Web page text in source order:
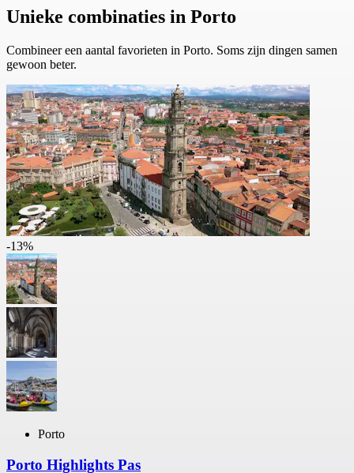
Unieke combinaties in Porto
Combineer een aantal favorieten in Porto. Soms zijn dingen samen
gewoon beter.
-13%
Porto
Porto Highlights Pas